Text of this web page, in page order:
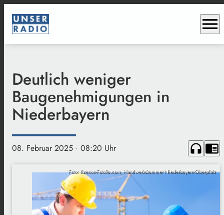
menu
Deutlich weniger
Baugenehmigungen in
Niederbayern
08. Februar 2025 · 08:20 Uhr headphones chrome_reader_mode
Foto: Kzenon-Fotolia.com, Handwerkskammer Niederbayern-Oberpfalz